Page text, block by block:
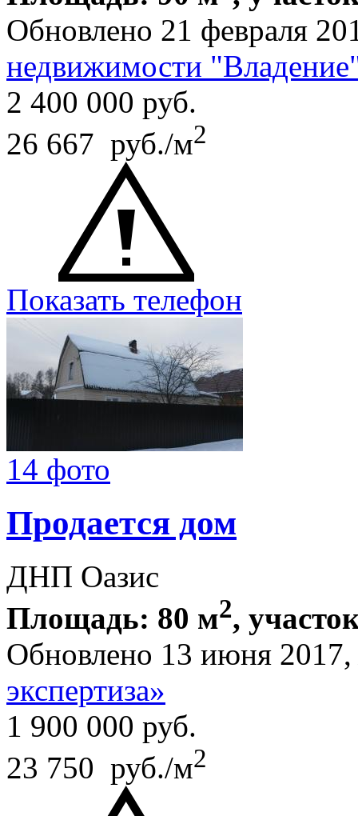
Обновлено 21 февраля
недвижимости
2 400 000 руб.
26 667 руб./м2
Показать телефон
14 фото
Продается дом
ДНП Оазис
Площадь: 80 м2,
Обновлено 13 июня
экспертиза»
1 900 000 руб.
23 750 руб./м2